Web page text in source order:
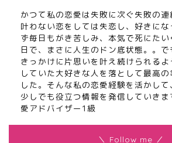
かつて私の恋愛は失敗に次ぐ失敗の
叶わない恋をしては失恋し、好きに
ず毎日もがき苦しみ、本気で死にた
日で、まさに人生のドン底状態。。で
きっかけに片思いを叶え続けられる
していた大好きな人を落として最高
した。そんな私の恋愛経験を活かし
少しでも役立つ情報を発信していき
愛アドバイザー1級
＼ Follow me ／